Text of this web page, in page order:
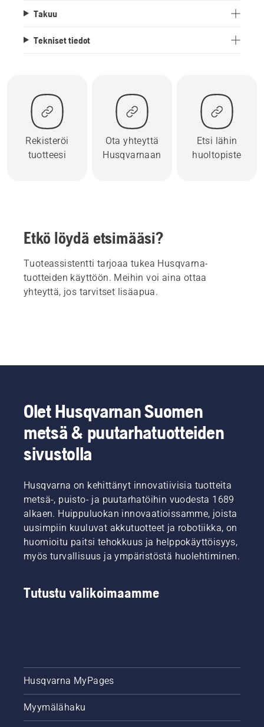
Takuu
Tekniset tiedot
Rekisteröi
tuotteesi
Ota yhteyttä
Husqvarnaan
Etsi lähin
huoltopiste
Etkö löydä etsimääsi?
Tuoteassistentti tarjoaa tukea Husqvarna-
tuotteiden käyttöön. Meihin voi aina ottaa
yhteyttä, jos tarvitset lisäapua.
Olet Husqvarnan Suomen
metsä & puutarhatuotteiden
sivustolla
Husqvarna on kehittänyt innovatiivisia tuotteita
metsä-, puisto- ja puutarhatöihin vuodesta 1689
alkaen. Huippuluokan innovaatioissamme, joista
uusimpiin kuuluvat akkutuotteet ja robotiikka, on
huomioitu paitsi tehokkuus ja helppokäyttöisyys,
myös turvallisuus ja ympäristöstä huolehtiminen.
Tutustu valikoimaamme
Husqvarna MyPages
Myymälähaku